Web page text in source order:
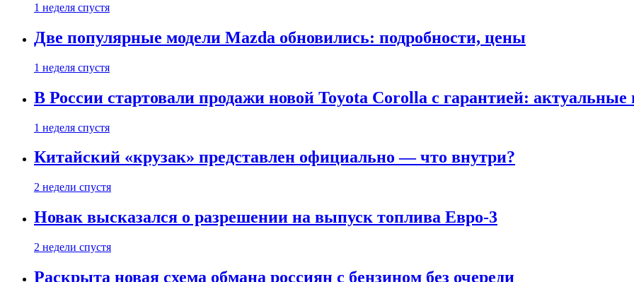
1 неделя спустя
Две популярные модели Mazda обновились: подробности, цены
1 неделя спустя
В России стартовали продажи новой Toyota Corolla с гарантией:
1 неделя спустя
Китайский «крузак» представлен официально — что внутри?
2 недели спустя
Новак высказался о разрешении на выпуск топлива Евро-3
2 недели спустя
Раскрыта новая схема обмана россиян с бензином без очереди